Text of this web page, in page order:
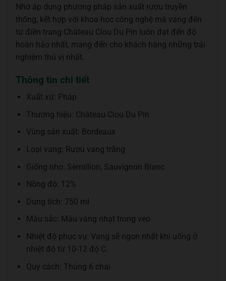
Nhờ áp dụng phương pháp sản xuất rượu truyền
thống, kết hợp với khoa học công nghệ mà vang đến
từ điền trang Château Clou Du Pin luôn đạt đến độ
hoàn hảo nhất, mang đến cho khách hàng những trải
nghiệm thú vị nhất.
Thông tin chi tiết
Xuất xứ: Pháp
Thương hiệu: Château Clou Du Pin
Vùng sản xuất: Bordeaux
Loại vang: Rượu vang trắng
Giống nho: Sémillion, Sauvignon Blanc
Nồng độ: 12%
Dung tích: 750 ml
Màu sắc: Màu vàng nhạt trong veo
Nhiệt độ phục vụ: Vang sẽ ngon nhất khi uống ở
nhiệt độ từ 10-12 độ C.
Quy cách: Thùng 6 chai